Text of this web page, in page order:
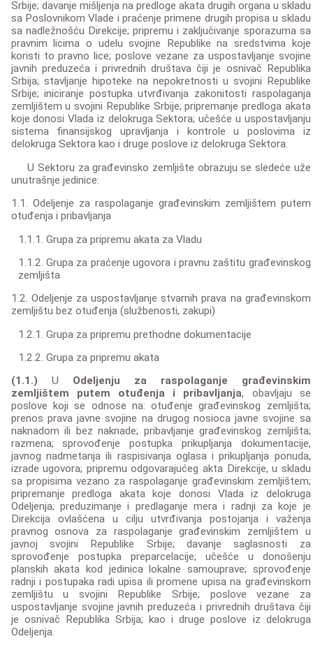
Srbije; davanje mišljenja na predloge akata drugih organa u skladu
sa Poslovnikom Vlade i praćenje primene drugih propisa u skladu
sa nadležnošću Direkcije; pripremu i zaključivanje sporazuma sa
pravnim licima o udelu svojine Republike na sredstvima koje
koristi to pravno lice; poslove vezane za uspostavljanje svojine
javnih preduzeća i privrednih društava čiji je osnivač Republika
Srbija; stavljanje hipoteke na nepokretnosti u svojini Republike
Srbije; iniciranje postupka utvrđivanja zakonitosti raspolaganja
zemljištem u svojini Republike Srbije; pripremanje predloga akata
koje donosi Vlada iz delokruga Sektora; učešće u uspostavljanju
sistema finansijskog upravljanja i kontrole u poslovima iz
delokruga Sektora kao i druge poslove iz delokruga Sektora.
U Sektoru za građevinsko zemljište obrazuju se sledeće uže
unutrašnje jedinice:
1.1. Odeljenje za raspolaganje građevinskim zemljištem putem
otuđenja i pribavljanja
1.1.1. Grupa za pripremu akata za Vladu
1.1.2. Grupa za praćenje ugovora i pravnu zaštitu građevinskog
zemljišta
1.2. Odeljenje za uspostavljanje stvarnih prava na građevinskom
zemljištu bez otuđenja (službenosti, zakupi)
1.2.1. Grupa za pripremu prethodne dokumentacije
1.2.2. Grupa za pripremu akata
(1.1.) U Odeljenju za raspolaganje građevinskim
zemljištem putem otuđenja i pribavljanja, obavljaju se
poslove koji se odnose na: otuđenje građevinskog zemljišta;
prenos prava javne svojine na drugog nosioca javne svojine sa
naknadom ili bez naknade; pribavljanje građevinskog zemljišta;
razmena; sprovođenje postupka prikupljanja dokumentacije,
javnog nadmetanja ili raspisivanja oglasa i prikupljanja ponuda,
izrade ugovora; pripremu odgovarajućeg akta Direkcije, u skladu
sa propisima vezano za raspolaganje građevinskim zemljištem;
pripremanje predloga akata koje donosi Vlada iz delokruga
Odeljenja; preduzimanje i predlaganje mera i radnji za koje je
Direkcija ovlašćena u cilju utvrđivanja postojanja i važenja
pravnog osnova za raspolaganje građevinskim zemljištem u
javnoj svojini Republike Srbije; davanje saglasnosti za
sprovođenje postupka preparcelacije; učešće u donošenju
planskih akata kod jedinica lokalne samouprave; sprovođenje
radnji i postupaka radi upisa ili promene upisa na građevinskom
zemljištu u svojini Republike Srbije; poslove vezane za
uspostavljanje svojine javnih preduzeća i privrednih društava čiji
je osnivač Republika Srbija; kao i druge poslove iz delokruga
Odeljenja.